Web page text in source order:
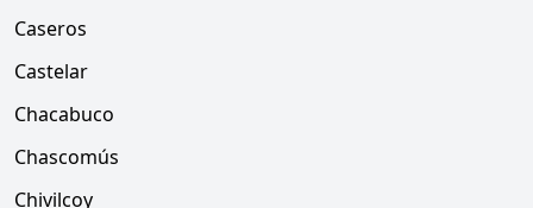
Caseros
Castelar
Chacabuco
Chascomús
Chivilcoy